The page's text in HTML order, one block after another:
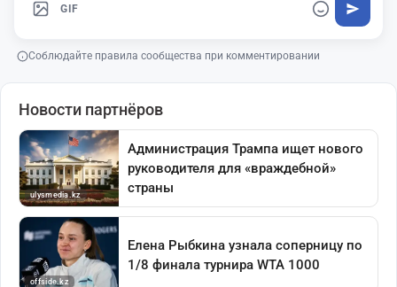
GIF
Соблюдайте правила сообщества при комментировании